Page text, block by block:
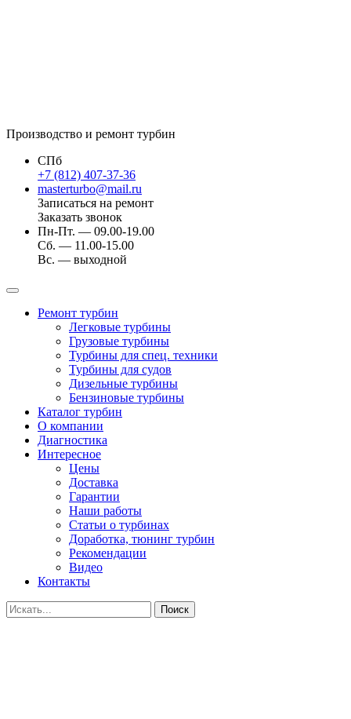
Производство и ремонт турбин
СПб
+7 (812) 407-37-36
masterturbo@mail.ru
Записаться на ремонт
Заказать звонок
Пн-Пт. — 09.00-19.00
Сб. — 11.00-15.00
Вс. — выходной
Ремонт турбин
Легковые турбины
Грузовые турбины
Турбины для спец. техники
Турбины для судов
Дизельные турбины
Бензиновые турбины
Каталог турбин
О компании
Диагностика
Интересное
Цены
Доставка
Гарантии
Наши работы
Статьи о турбинах
Доработка, тюнинг турбин
Рекомендации
Видео
Контакты
Поиск